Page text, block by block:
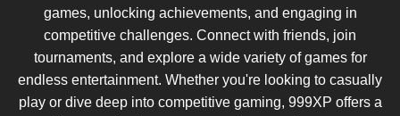
games, unlocking achievements, and engaging in
competitive challenges. Connect with friends, join
tournaments, and explore a wide variety of games for
endless entertainment. Whether you're looking to casually
play or dive deep into competitive gaming, 999XP offers a